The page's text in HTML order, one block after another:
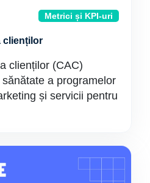
Metrici și KPI-uri
clienților
clienților (CAC)
a programelor
și servicii pentru